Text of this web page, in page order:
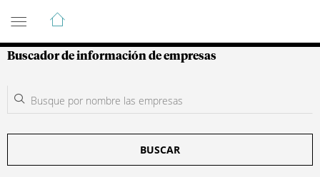
Guía de Empresas Colombianas
Buscador de información de empresas
BUSCAR